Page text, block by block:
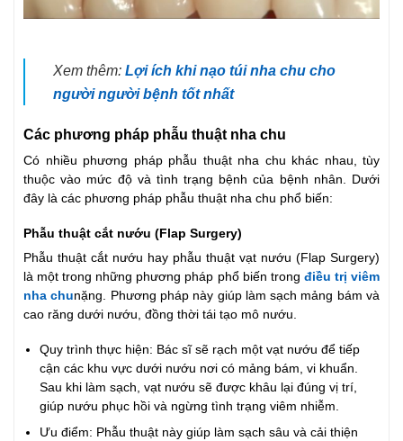
Xem thêm: Lợi ích khi nạo túi nha chu cho
người người bệnh tốt nhất
Các phương pháp phẫu thuật nha chu
Có nhiều phương pháp phẫu thuật nha chu khác nhau, tùy
thuộc vào mức độ và tình trạng bệnh của bệnh nhân. Dưới
đây là các phương pháp phẫu thuật nha chu phổ biến:
Phẫu thuật cắt nướu (Flap Surgery)
Phẫu thuật cắt nướu hay phẫu thuật vạt nướu (Flap Surgery)
là một trong những phương pháp phổ biến trong điều trị viêm
nha chunặng. Phương pháp này giúp làm sạch mảng bám và
cao răng dưới nướu, đồng thời tái tạo mô nướu.
Quy trình thực hiện: Bác sĩ sẽ rạch một vạt nướu để tiếp
cận các khu vực dưới nướu nơi có mảng bám, vi khuẩn.
Sau khi làm sạch, vạt nướu sẽ được khâu lại đúng vị trí,
giúp nướu phục hồi và ngừng tình trạng viêm nhiễm.
Ưu điểm: Phẫu thuật này giúp làm sạch sâu và cải thiện